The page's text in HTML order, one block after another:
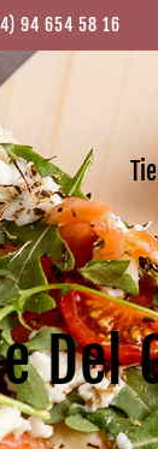
94 654 58 16
Del